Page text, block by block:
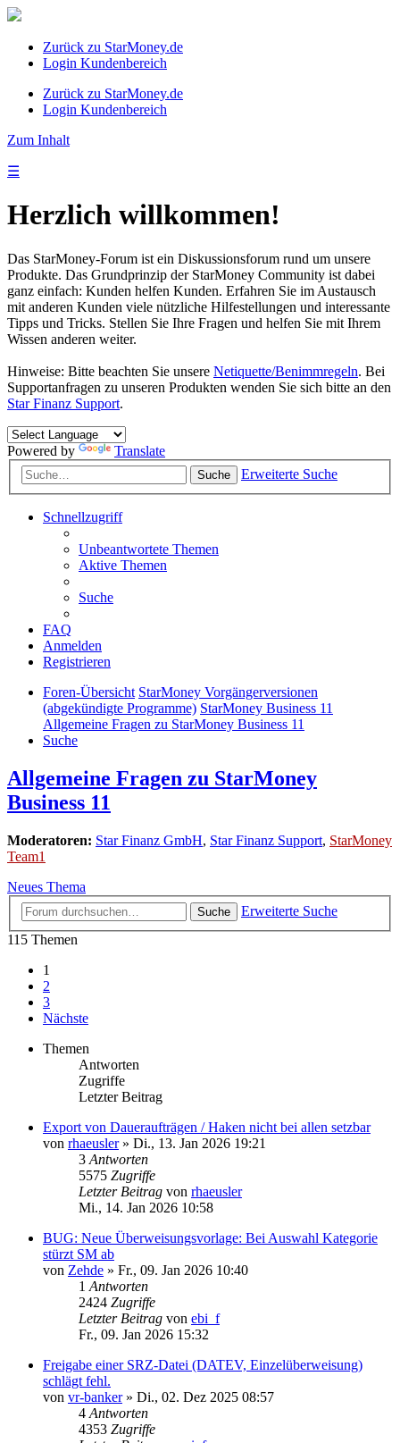
Zurück zu StarMoney.de
Login Kundenbereich
Zurück zu StarMoney.de
Login Kundenbereich
Zum Inhalt
☰
Herzlich willkommen!
Das StarMoney-Forum ist ein Diskussionsforum rund um unsere
Produkte. Das Grundprinzip der StarMoney Community ist dabei
ganz einfach: Kunden helfen Kunden. Erfahren Sie im Austausch
mit anderen Kunden viele nützliche Hilfestellungen und interessante
Tipps und Tricks. Stellen Sie Ihre Fragen und helfen Sie mit Ihrem
Wissen anderen weiter.
Hinweise: Bitte beachten Sie unsere Netiquette/Benimmregeln. Bei
Supportanfragen zu unseren Produkten wenden Sie sich bitte an den
Star Finanz Support.
Powered by Translate
Suche Erweiterte Suche
Schnellzugriff
Unbeantwortete Themen
Aktive Themen
Suche
FAQ
Anmelden
Registrieren
Foren-Übersicht StarMoney Vorgängerversionen
(abgekündigte Programme) StarMoney Business 11
Allgemeine Fragen zu StarMoney Business 11
Suche
Allgemeine Fragen zu StarMoney
Business 11
Moderatoren: Star Finanz GmbH, Star Finanz Support, StarMoney
Team1
Neues Thema
Suche
Erweiterte Suche
115 Themen
1
2
3
Nächste
Themen
Antworten
Zugriffe
Letzter Beitrag
Export von Daueraufträgen / Haken nicht bei allen setzbar
von rhaeusler» Di., 13. Jan 2026 19:21
3 Antworten
5575 Zugriffe
Letzter Beitrag von rhaeusler
Mi., 14. Jan 2026 10:58
BUG: Neue Überweisungsvorlage: Bei Auswahl Kategorie
stürzt SM ab
von Zehde » Fr., 09. Jan 2026 10:40
1 Antworten
2424 Zugriffe
Letzter Beitrag von ebi_f
Fr., 09. Jan 2026 15:32
Freigabe einer SRZ-Datei (DATEV, Einzelüberweisung)
schlägt fehl.
von vr-banker» Di., 02. Dez 2025 08:57
4 Antworten
4353 Zugriffe